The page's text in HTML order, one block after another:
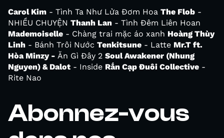
Carol Kim - Tình Ta Như Lửa Đơm Hoa The Flob -
NHIỀU CHUYỆN Thanh Lan - Tình Đêm Liên Hoan
Mademoiselle - Chàng trai mặc áo xanh Hoàng Thùy
Linh - Bánh Trôi Nước Tenkitsune - Latte Mr.T ft.
Hòa Minzy - Ăn Gì Đây 2 Soul Awakener (Nhung
Nguyen) & Dalot - Inside Rắn Cạp Đuôi Collective -
Rite Nao
Abonnez-vous